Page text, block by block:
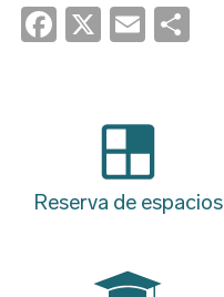
Facebook
X Email
Reserva de espacios